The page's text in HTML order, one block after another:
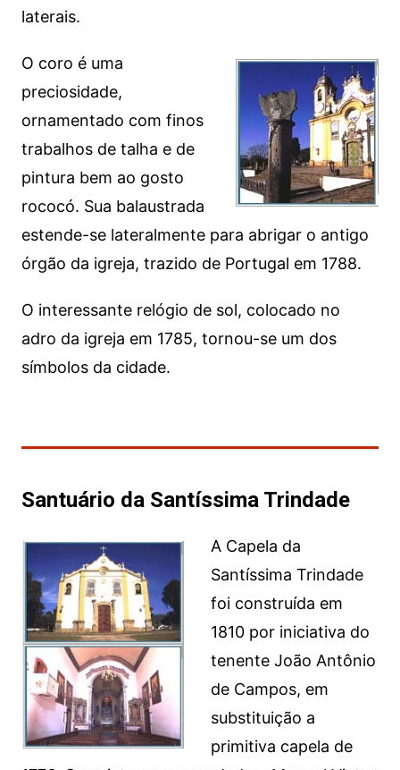
laterais.
O coro é uma
preciosidade,
ornamentado com finos
trabalhos de talha e de
pintura bem ao gosto
rococó. Sua balaustrada
estende-se lateralmente para abrigar o antigo
órgão da igreja, trazido de Portugal em 1788.
O interessante relógio de sol, colocado no
adro da igreja em 1785, tornou-se um dos
símbolos da cidade.
Santuário da Santíssima Trindade
A Capela da
Santíssima Trindade
foi construída em
1810 por iniciativa do
tenente João Antônio
de Campos, em
substituição a
primitiva capela de